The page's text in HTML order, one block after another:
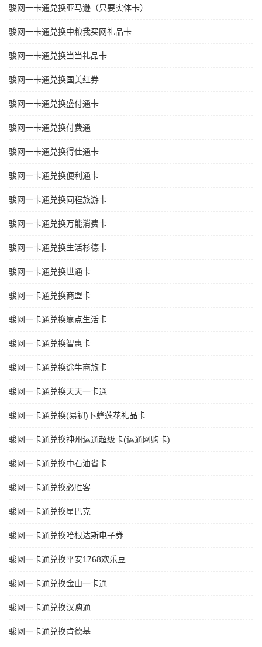
骏网一卡通兑换亚马逊（只要实体卡）
骏网一卡通兑换中粮我买网礼品卡
骏网一卡通兑换当当礼品卡
骏网一卡通兑换国美红券
骏网一卡通兑换盛付通卡
骏网一卡通兑换付费通
骏网一卡通兑换得仕通卡
骏网一卡通兑换便利通卡
骏网一卡通兑换同程旅游卡
骏网一卡通兑换万能消费卡
骏网一卡通兑换生活杉德卡
骏网一卡通兑换世通卡
骏网一卡通兑换商盟卡
骏网一卡通兑换赢点生活卡
骏网一卡通兑换智惠卡
骏网一卡通兑换途牛商旅卡
骏网一卡通兑换天天一卡通
骏网一卡通兑换(易初)卜蜂莲花礼品卡
骏网一卡通兑换神州运通超级卡(运通网购卡)
骏网一卡通兑换中石油省卡
骏网一卡通兑换必胜客
骏网一卡通兑换星巴克
骏网一卡通兑换哈根达斯电子券
骏网一卡通兑换平安1768欢乐豆
骏网一卡通兑换金山一卡通
骏网一卡通兑换汉购通
骏网一卡通兑换肯德基